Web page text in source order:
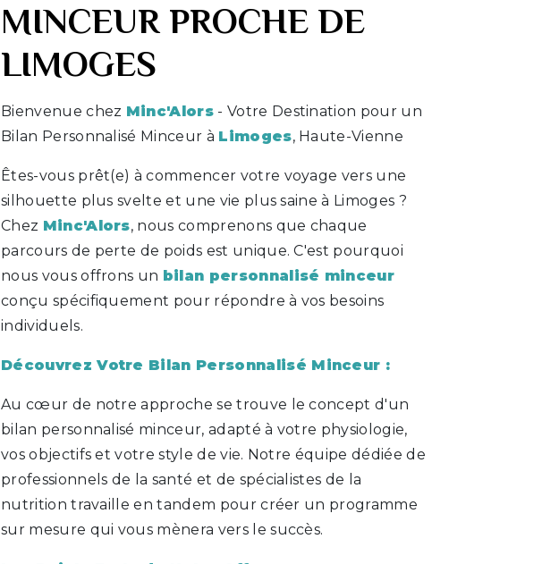
MINCEUR PROCHE DE
LIMOGES
Bienvenue chez Minc'Alors - Votre Destination pour un
Bilan Personnalisé Minceur à Limoges, Haute-Vienne
Êtes-vous prêt(e) à commencer votre voyage vers une
silhouette plus svelte et une vie plus saine à Limoges ?
Chez Minc'Alors, nous comprenons que chaque
parcours de perte de poids est unique. C'est pourquoi
nous vous offrons un bilan personnalisé minceur
conçu spécifiquement pour répondre à vos besoins
individuels.
Découvrez Votre Bilan Personnalisé Minceur :
Au cœur de notre approche se trouve le concept d'un
bilan personnalisé minceur, adapté à votre physiologie,
vos objectifs et votre style de vie. Notre équipe dédiée de
professionnels de la santé et de spécialistes de la
nutrition travaille en tandem pour créer un programme
sur mesure qui vous mènera vers le succès.